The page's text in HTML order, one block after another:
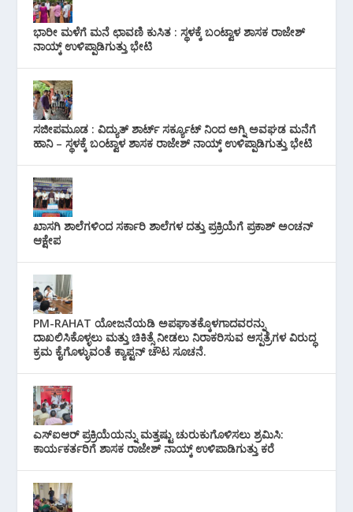
ಭಾರೀ ಮಳೆಗೆ ಮನೆ ಛಾವಣಿ ಕುಸಿತ : ಸ್ಥಳಕ್ಕೆ ಬಂಟ್ವಾಳ ಶಾಸಕ ರಾಜೇಶ್
ನಾಯ್ಕ್ ಉಳಿಪ್ಪಾಡಿಗುತ್ತು ಭೇಟಿ
ಸಜೀಪಮೂಡ : ವಿದ್ಯುತ್ ಶಾರ್ಟ್ ಸರ್ಕ್ಯೂಟ್‌ ನಿಂದ ಅಗ್ನಿ ಅವಘಡ ಮನೆಗೆ
ಹಾನಿ – ಸ್ಥಳಕ್ಕೆ ಬಂಟ್ವಾಳ ಶಾಸಕ ರಾಜೇಶ್ ನಾಯ್ಕ್ ಉಳಿಪ್ಪಾಡಿಗುತ್ತು ಭೇಟಿ
ಖಾಸಗಿ ಶಾಲೆಗಳಿಂದ ಸರ್ಕಾರಿ ಶಾಲೆಗಳ ದತ್ತು ಪ್ರಕ್ರಿಯೆಗೆ ಪ್ರಕಾಶ್ ಅಂಚನ್
ಆಕ್ಷೇಪ
PM-RAHAT ಯೋಜನೆಯಡಿ ಅಪಘಾತಕ್ಕೊಳಗಾದವರನ್ನು
ದಾಖಲಿಸಿಕೊಳ್ಳಲು ಮತ್ತು ಚಿಕಿತ್ಸೆ ನೀಡಲು ನಿರಾಕರಿಸುವ ಆಸ್ಪತ್ರೆಗಳ ವಿರುದ್ಧ
ಕ್ರಮ ಕೈಗೊಳ್ಳುವಂತೆ ಕ್ಯಾಪ್ಟನ್ ಚೌಟ ಸೂಚನೆ.
ಎಸ್‌ಐಆರ್ ಪ್ರಕ್ರಿಯೆಯನ್ನು ಮತ್ತಷ್ಟು ಚುರುಕುಗೊಳಿಸಲು ಶ್ರಮಿಸಿ:
ಕಾರ್ಯಕರ್ತರಿಗೆ ಶಾಸಕ ರಾಜೇಶ್ ನಾಯ್ಕ್ ಉಳಿಪಾಡಿಗುತ್ತು ಕರೆ